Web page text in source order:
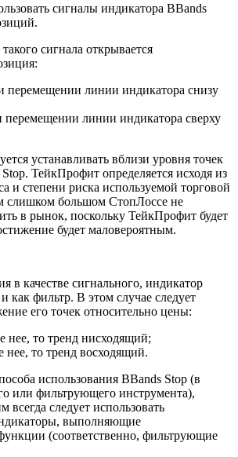
сигналы индикатора BBands
сигнала открывается
перемещении линии индикатора снизу
перемещении линии индикатора сверху
устанавливать вблизи уровня точек
ТейкПрофит определяется исходя из
и степени риска используемой торговой
слишком большом СтопЛоссе не
в рынок, поскольку ТейкПрофит будет
будет маловероятным.
в качестве сигнального, индикатор
как фильтр. В этом случае следует
его точек относительно цены:
нее, то тренд нисходящий;
нее, то тренд восходящий.
использования BBands Stop (в
или фильтрующего инструмента),
всегда следует использовать
выполняющие
(соответственно, фильтрующие